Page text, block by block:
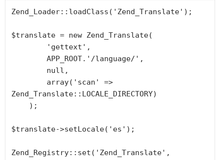
Zend_Loader::loadClass('Zend_Translate');
$translate = new Zend_Translate(
Zend_Translate::LOCALE_DIRECTORY)
$translate->setLocale('es');
Zend_Registry::set('Zend_Translate',